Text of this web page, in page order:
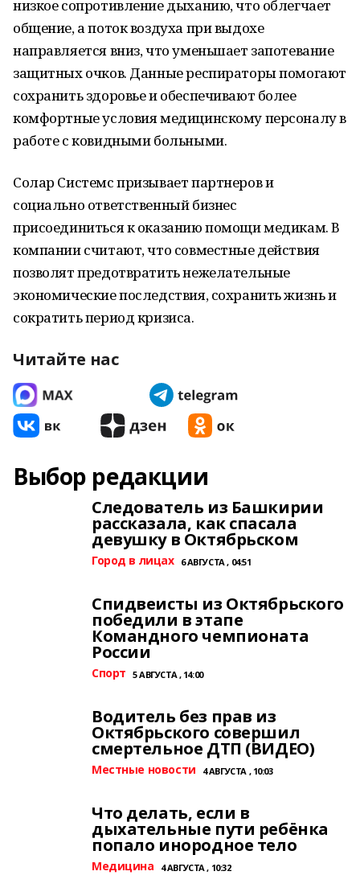
низкое сопротивление дыханию, что облегчает
общение, а поток воздуха при выдохе
направляется вниз, что уменьшает запотевание
защитных очков. Данные респираторы помогают
сохранить здоровье и обеспечивают более
комфортные условия медицинскому персоналу в
работе с ковидными больными.
Солар Системс призывает партнеров и
социально ответственный бизнес
присоединиться к оказанию помощи медикам. В
компании считают, что совместные действия
позволят предотвратить нежелательные
экономические последствия, сохранить жизнь и
сократить период кризиса.
Читайте нас
Выбор редакции
Следователь из Башкирии
рассказала, как спасала
девушку в Октябрьском
Город в лицах 6 АВГУСТА , 04:51
Спидвеисты из Октябрьского
победили в этапе
Командного чемпионата
России
Спорт 5 АВГУСТА , 14:00
Водитель без прав из
Октябрьского совершил
смертельное ДТП (ВИДЕО)
Местные новости 4 АВГУСТА , 10:03
Что делать, если в
дыхательные пути ребёнка
попало инородное тело
Медицина 4 АВГУСТА , 10:32